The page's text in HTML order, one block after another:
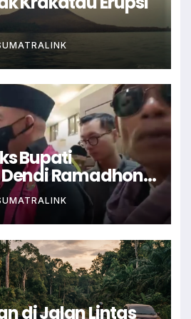
Bupati
Ramadhona
Wartawan
di Jalan Lintas